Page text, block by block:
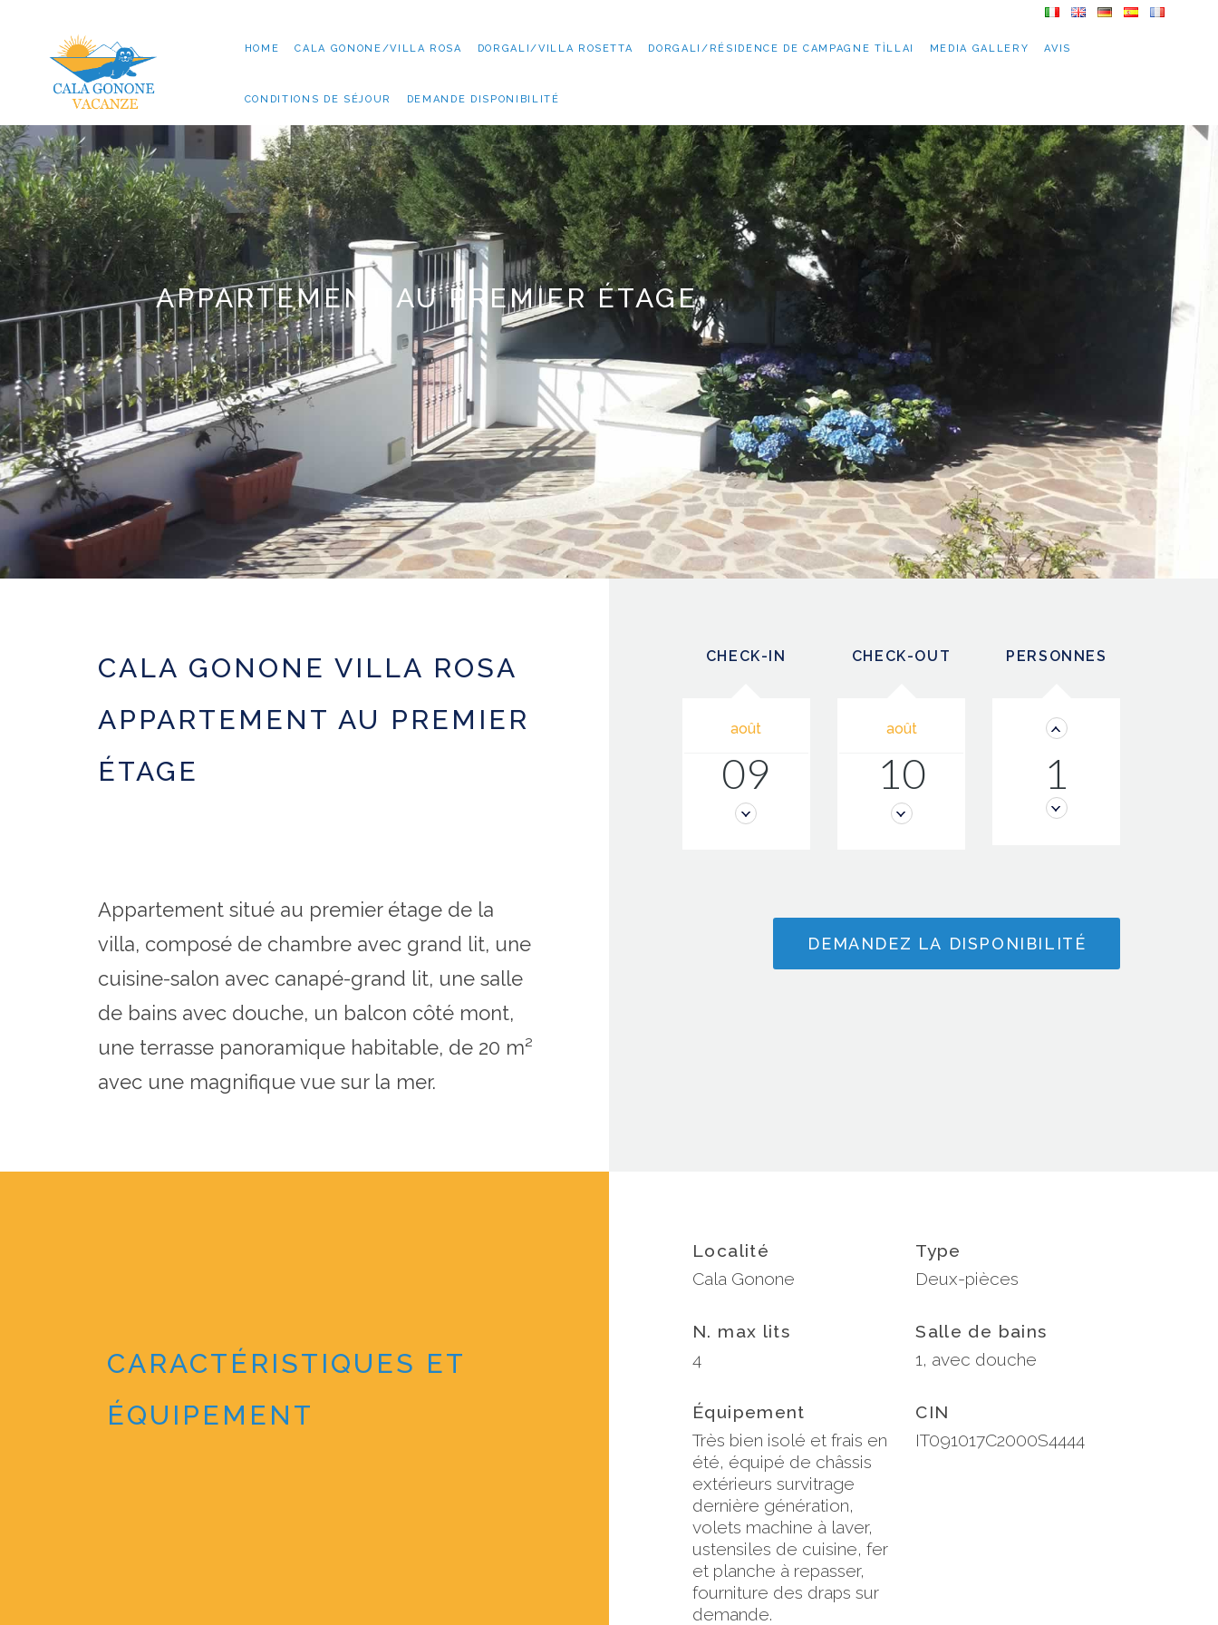
HOME CALA GONONE/VILLA ROSA DORGALI/VILLA ROSETTA DORGALI/RÉSIDENCE DE CAMPAGNE TÌLLAI MEDIA GALLERY AVIS
CONDITIONS DE SÉJOUR DEMANDE DISPONIBILITÉ
APPARTEMENT AU PREMIER ÉTAGE
CALA GONONE VILLA ROSA
APPARTEMENT AU PREMIER
ÉTAGE
Appartement situé au premier étage de la
villa, composé de chambre avec grand lit, une
cuisine-salon avec canapé-grand lit, une salle
de bains avec douche, un balcon côté mont,
une terrasse panoramique habitable, de 20 m²
avec une magnifique vue sur la mer.
CHECK-IN
août
09
CHECK-OUT
août
10
PERSONNES
1
DEMANDEZ LA DISPONIBILITÉ
CARACTÉRISTIQUES ET
ÉQUIPEMENT
Localité
Cala Gonone
Type
Deux-pièces
N. max lits
4
Salle de bains
1, avec douche
Équipement
Très bien isolé et frais en
été, équipé de châssis
extérieurs survitrage
dernière génération,
volets machine à laver,
ustensiles de cuisine, fer
et planche à repasser,
fourniture des draps sur
demande.
CIN
IT091017C2000S4444